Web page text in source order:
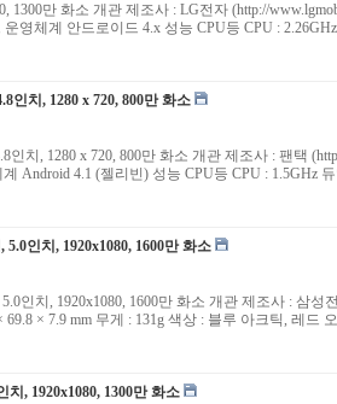
1300만 화소 개관 제조사 : LG전자 (http://
영체계 안드로이드 4.x 성능 CPU등 CPU :
인치, 1280 x 720, 800만 화소
치, 1280 x 720, 800만 화소 개관 제조사 : 팬택
Android 4.1 (젤리빈) 성능 CPU등 CPU :
인치, 1920x1080, 1600만 화소
인치, 1920x1080, 1600만 화소 개관 제조사 : 삼
× 7.9 mm 무게 : 131g 색상 : 블루 아크틱, 레
, 1920x1080, 1300만 화소